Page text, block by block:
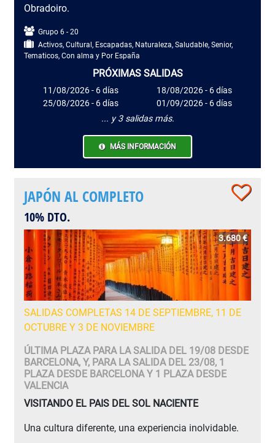
Obradoiro.
Grupo 6 - 20
Activos, Cultural, Escapadas, Naturaleza, Saludable, Senior,
Tematicos, Con alma y Por España
PRÓXIMAS SALIDAS
11/08/2026 - 6 días
18/08/2026 - 6 días
25/08/2026 - 6 días
01/09/2026 - 6 días
... y 3 salidas más.
MÁS INFORMACIÓN
JAPÓN AL COMPLETO
10% DTO.
3.680 €
SALIDAS COMPLETAS 14 DE SEPTIEMBRE, 11 DE
OCTUBRE Y 3 DE NOVIEMBRE
ÚLTIMA PLAZA PARA LA SALIDA DEL 19/08 DESDE
BARCELONA, Y, PARA LA SALIDA DEL 23/08, 1
PLAZA DESDE BARCELONA Y 1 PLAZA DESDE
VALENCIA
VISITANDO EL PAIS DEL SOL NACIENTE
Una cultura diferente, una experiencia inolvidable.